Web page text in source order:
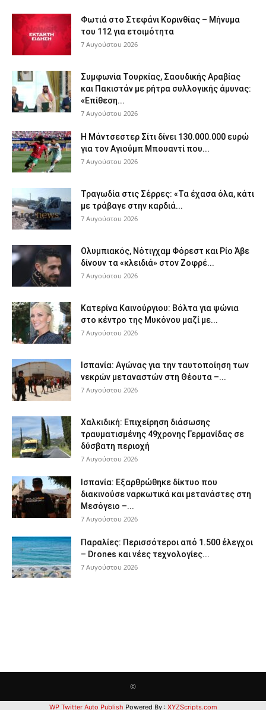
Φωτιά στο Στεφάνι Κορινθίας – Μήνυμα
του 112 για ετοιμότητα
7 Αυγούστου 2026
Συμφωνία Τουρκίας, Σαουδικής Αραβίας
και Πακιστάν με ρήτρα συλλογικής άμυνας:
«Επίθεση...
7 Αυγούστου 2026
Η Μάντσεστερ Σίτι δίνει 130.000.000 ευρώ
για τον Αγιούμπ Μπουαντί που...
7 Αυγούστου 2026
Τραγωδία στις Σέρρες: «Τα έχασα όλα, κάτι
με τράβαγε στην καρδιά...
7 Αυγούστου 2026
Ολυμπιακός, Νότιγχαμ Φόρεστ και Ρίο Άβε
δίνουν τα «κλειδιά» στον Ζοφρέ...
7 Αυγούστου 2026
Κατερίνα Καινούργιου: Βόλτα για ψώνια
στο κέντρο της Μυκόνου μαζί με...
7 Αυγούστου 2026
Ισπανία: Αγώνας για την ταυτοποίηση των
νεκρών μεταναστών στη Θέουτα –...
7 Αυγούστου 2026
Χαλκιδική: Επιχείρηση διάσωσης
τραυματισμένης 49χρονης Γερμανίδας σε
δύσβατη περιοχή
7 Αυγούστου 2026
Ισπανία: Εξαρθρώθηκε δίκτυο που
διακινούσε ναρκωτικά και μετανάστες στη
Μεσόγειο –...
7 Αυγούστου 2026
Παραλίες: Περισσότεροι από 1.500 έλεγχοι
– Drones και νέες τεχνολογίες...
7 Αυγούστου 2026
©
WP Twitter Auto Publish Powered By : XYZScripts.com